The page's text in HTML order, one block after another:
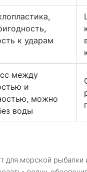
к ударам
между
и
можно
воды
для морской